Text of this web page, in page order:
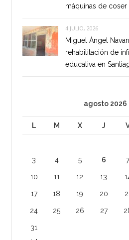
máquinas de coser
4 JULIO, 2026
Miguel Ángel
rehabilitación de
educativa en
agosto 2026
L M X J
3 4 5 6 7
10 11 12 13
17 18 19 20
24 25 26 27
31